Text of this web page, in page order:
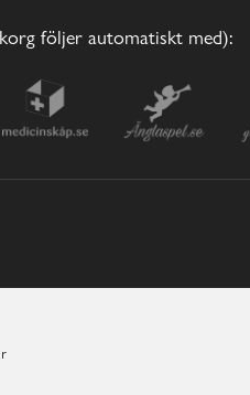
följer automatiskt med):